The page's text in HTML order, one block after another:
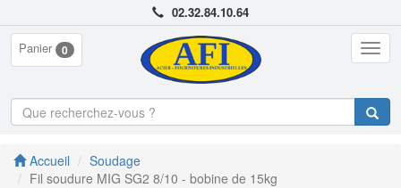
02.32.84.10.64
Panier 0
Accueil
Soudage
Fil soudure MIG SG2 8/10 - bobine de 15kg